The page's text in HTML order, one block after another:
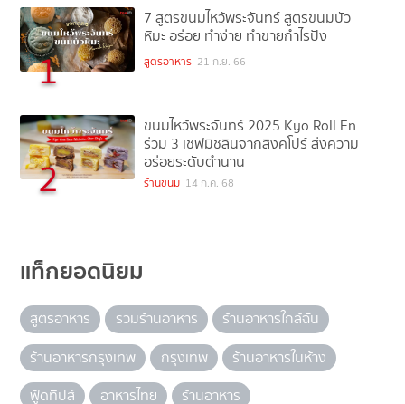
1
7 สูตรขนมไหว้พระจันทร์ สูตรขนมบัว
หิมะ อร่อย ทำง่าย ทำขายกำไรปัง
สูตรอาหาร 21 ก.ย. 66
2
ขนมไหว้พระจันทร์ 2025 Kyo Roll En
ร่วม 3 เชฟมิชลินจากสิงคโปร์ ส่งความ
อร่อยระดับตำนาน
ร้านขนม 14 ก.ค. 68
แท็กยอดนิยม
สูตรอาหาร รวมร้านอาหาร
ร้านอาหารใกล้ฉัน
ร้านอาหารกรุงเทพ
กรุงเทพ
ร้านอาหารในห้าง
ฟู้ดทิปส์
อาหารไทย
ร้านอาหาร